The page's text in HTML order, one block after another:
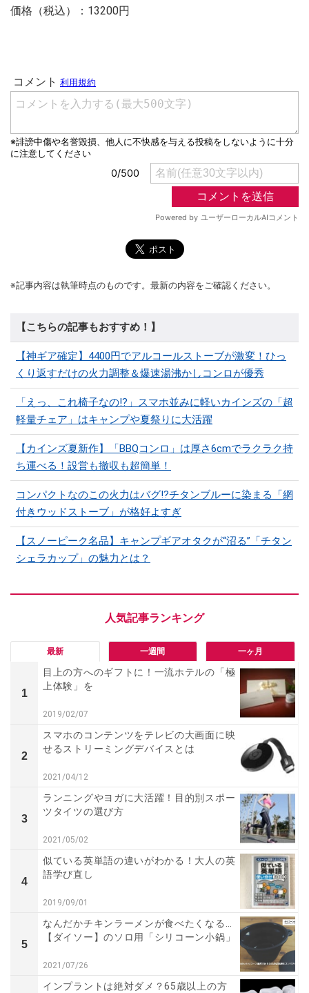
価格（税込）：13200円
※記事内容は執筆時点のものです。最新の内容をご確認ください。
【こちらの記事もおすすめ！】
【神ギア確定】4400円でアルコールストーブが激変！ひっ
くり返すだけの火力調整＆爆速湯沸かしコンロが優秀
「えっ、これ椅子なの!?」スマホ並みに軽いカインズの「超
軽量チェア」はキャンプや夏祭りに大活躍
【カインズ夏新作】「BBQコンロ」は厚さ6cmでラクラク持
ち運べる！設営も撤収も超簡単！
コンパクトなのこの火力はバグ⁉チタンブルーに染まる「網
付きウッドストーブ」が格好よすぎ
【スノーピーク名品】キャンプギアオタクが“沼る”「チタン
シェラカップ」の魅力とは？
最新 一週間 一ヶ月
1
目上の方へのギフトに！一流ホテルの「極
上体験」を
2019/02/07
2
スマホのコンテンツをテレビの大画面に映
せるストリーミングデバイスとは
2021/04/12
3
ランニングやヨガに大活躍！目的別スポー
ツタイツの選び方
2021/05/02
4
似ている英単語の違いがわかる！大人の英
語学び直し
2019/09/01
5
なんだかチキンラーメンが食べたくなる…
【ダイソー】のソロ用「シリコーン小鍋」
2021/07/26
インプラントは絶対ダメ？65歳以上の方